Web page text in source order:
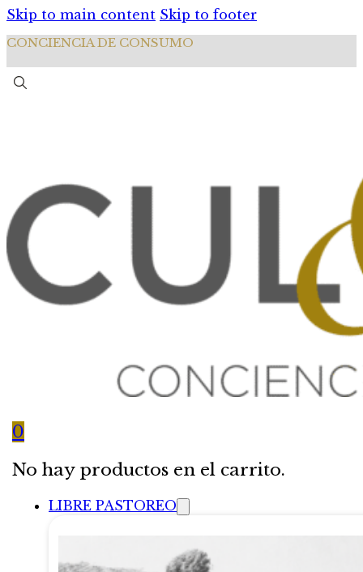
Skip to main content Skip to footer
CONCIENCIA DE CONSUMO
0
No hay productos en el carrito.
LIBRE PASTOREO